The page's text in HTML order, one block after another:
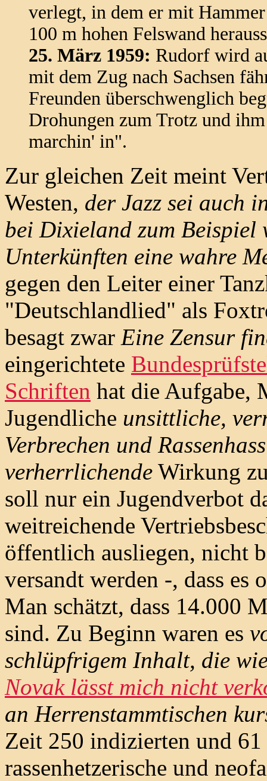
verlegt, in dem er mit
100 m hohen Felswand
25. März 1959: Rudorf wird
mit dem Zug nach Sachsen
Freunden überschwenglich
Drohungen zum Trotz und
marchin' in".
Zur gleichen Zeit meint
Westen, der Jazz sei auch
bei Dixieland zum Beispiel
Unterkünften eine wahre
gegen den Leiter einer
"Deutschlandlied" als
besagt zwar Eine Zensur
eingerichtete
Schriften hat die Aufgabe,
Jugendliche unsittliche,
Verbrechen und
verherrlichende Wirkung
soll nur ein Jugendverbot
weitreichende
öffentlich ausliegen, nicht
versandt werden -, dass
Man schätzt, dass 14.000
sind. Zu Beginn waren es
schlüpfrigem Inhalt, die
Novak lässt mich nicht
an Herrenstammtischen
Zeit 250 indizierten und 61
rassenhetzerische und